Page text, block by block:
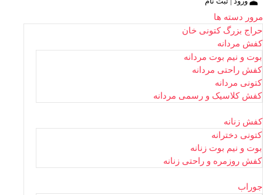
مرور دسته ها
حراج بزرگ کتونی خان
کفش مردانه
بوت و نیم بوت مردانه
کفش راحتی مردانه
کتونی مردانه
کفش کلاسیک و رسمی مردانه
کفش زنانه
کتونی دخترانه
بوت و نیم بوت زنانه
کفش روزمره و راحتی زنانه
جوراب